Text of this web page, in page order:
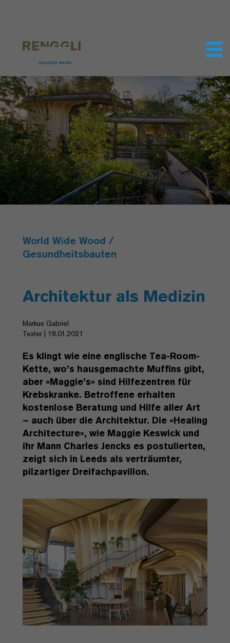
World Wide Wood /
Gesundheitsbauten
Architektur als Medizin
Markus Gabriel
Texter | 18.01.2021
Es klingt wie eine englische Tea-Room-
Kette, wo’s hausgemachte Muffins gibt,
aber «Maggie’s» sind Hilfezentren für
Krebskranke. Betroffene erhalten
kostenlose Beratung und Hilfe aller Art
– auch über die Architektur. Die «Healing
Architecture», wie Maggie Keswick und
ihr Mann Charles Jencks es postulierten,
zeigt sich in Leeds als verträumter,
pilzartiger Dreifachpavillon.